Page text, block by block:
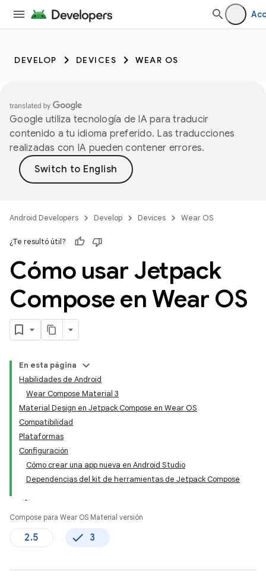
DEVELOP DEVICES WEAR OS
Google utiliza tecnología de IA para traducir
contenido a tu idioma preferido. Las traducciones
realizadas con IA pueden contener errores.
Android Developers Develop Devices Wear OS
¿Te resultó útil?
Cómo usar Jetpack
Compose en Wear OS
En esta página
Habilidades de Android
Wear Compose Material 3
Material Design en Jetpack Compose en Wear OS
Compatibilidad
Plataformas
Configuración
Cómo crear una app nueva en Android Studio
Dependencias del kit de herramientas de Jetpack Compose
Compose para Wear OS Material versión
2.5 3